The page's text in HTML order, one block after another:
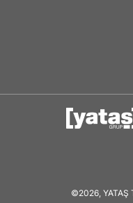
©2026, YATAŞ